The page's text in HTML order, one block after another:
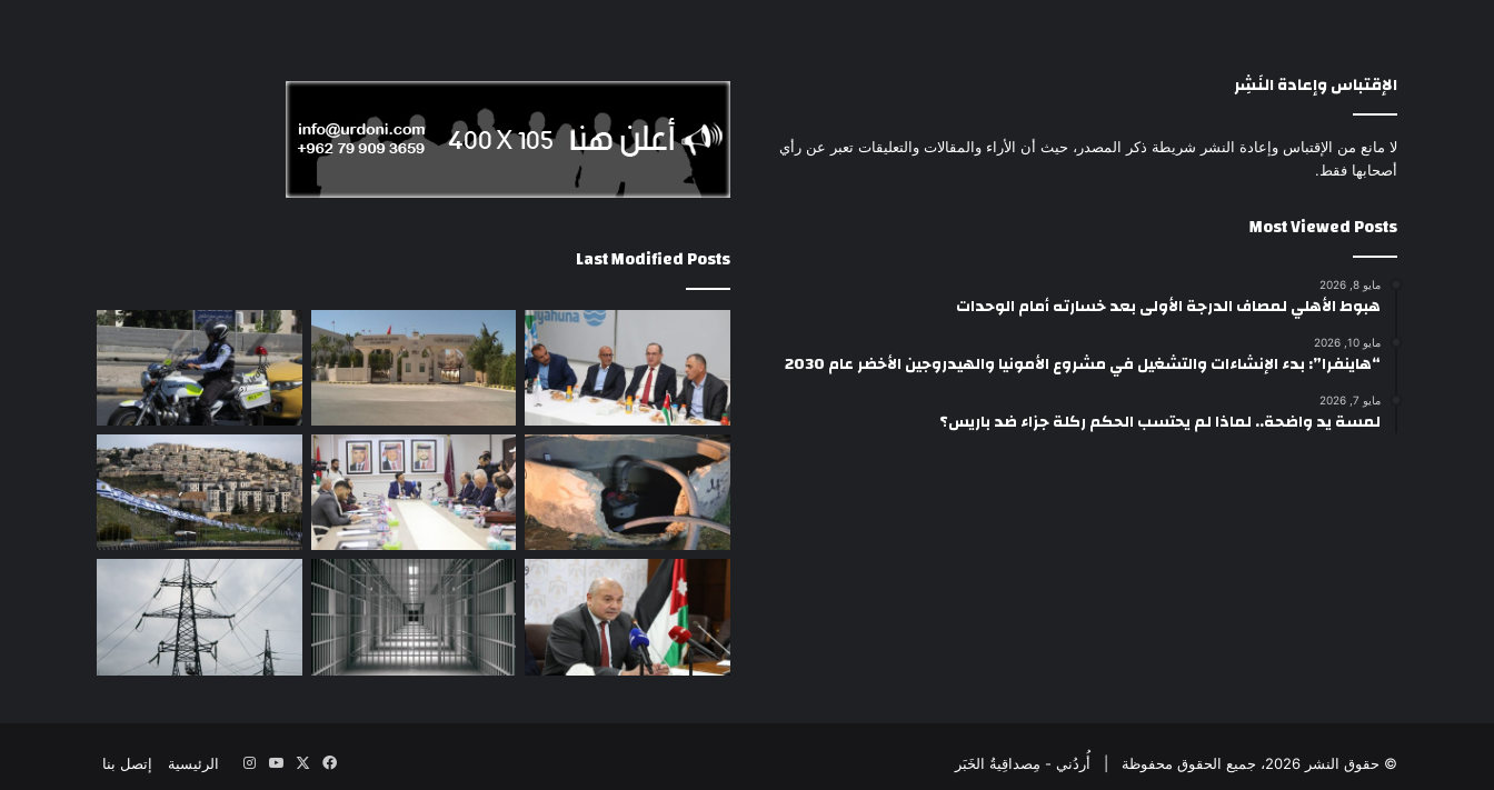
الإقتباس وإعادة النَشِر
لا مانع من الإقتباس وإعادة النشر شريطة ذكر المصدر، حيث أن الأراء والمقالات والتعليقات تعبر عن رأي
أصحابها فقط.
Most Viewed Posts
مايو 8, 2026
هبوط الأهلي لمصاف الدرجة الأولى بعد خسارته أمام الوحدات
مايو 10, 2026
“هاينفرا”: بدء الإنشاءات والتشغيل في مشروع الأمونيا والهيدروجين الأخضر عام 2030
مايو 7, 2026
لمسة يد واضحة.. لماذا لم يحتسب الحكم ركلة جزاء ضد باريس؟
Last Modified Posts
© حقوق النشر 2026، جميع الحقوق محفوظة | أُردُني - مِصداقِيةُ الخَبَر الرئيسية إتصل بنا فيسبوك ‫YouTubeانستقرام